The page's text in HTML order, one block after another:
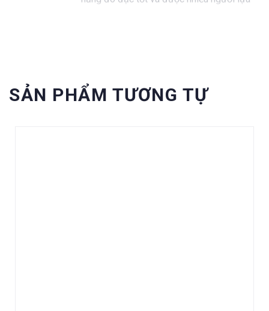
SẢN PHẨM TƯƠNG TỰ